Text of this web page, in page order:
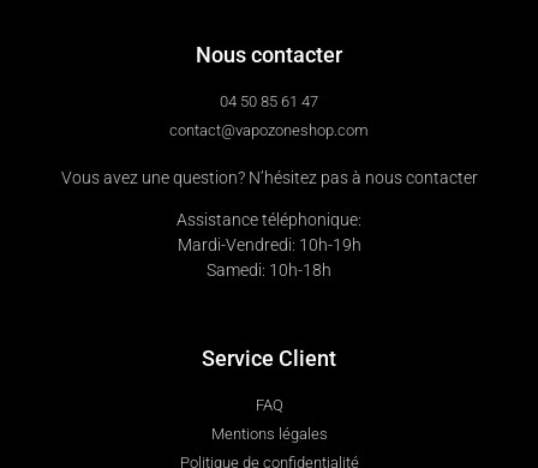
Nous contacter
04 50 85 61 47
contact@vapozoneshop.com
Vous avez une question? N’hésitez pas à nous contacter
Assistance téléphonique:
Mardi-Vendredi: 10h-19h
Samedi: 10h-18h
Service Client
FAQ
Mentions légales
Politique de confidentialité